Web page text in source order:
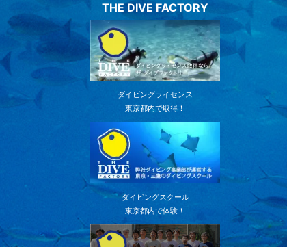
THE DIVE FACTORY
ダイビングライセンス
東京都内で取得！
ダイビングスクール
東京都内で体験！